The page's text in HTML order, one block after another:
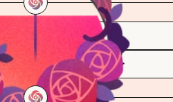
查看香氛類型全解析 >>>